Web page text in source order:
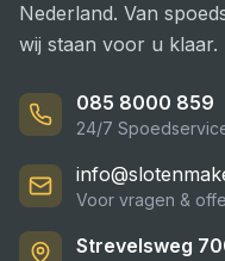
Nederland. Van
wij staan voor u klaar.
085 8000 859
24/7
Voor vragen &
Strevelsweg